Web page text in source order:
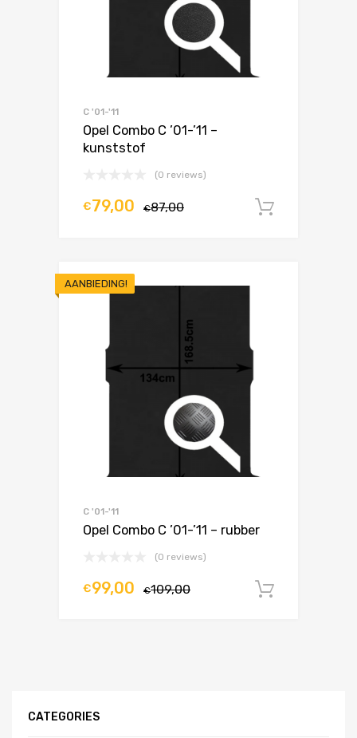
C '01-'11
Opel Combo C ’01-’11 –
kunststof
(0 reviews)
€87,00
€79,00
AANBIEDING!
C '01-'11
Opel Combo C ’01-’11 – rubber
(0 reviews)
€109,00
€99,00
CATEGORIES